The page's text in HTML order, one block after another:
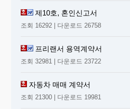
제10호, 혼인신고서
조회 16292 | 다운로드 26758
프리랜서 용역계약서
조회 32981 | 다운로드 23722
자동차 매매 계약서
조회 21300 | 다운로드 19981